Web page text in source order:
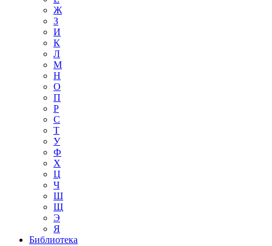
Ж
З
И
К
Л
М
Н
О
П
Р
С
Т
У
Ф
Х
Ц
Ч
Ш
Щ
Э
Я
Библиотека